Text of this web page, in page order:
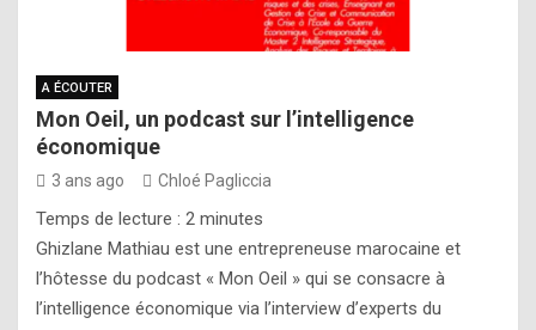
A ÉCOUTER
Mon Oeil, un podcast sur l’intelligence
économique
3 ans ago Chloé Pagliccia
Temps de lecture : 2 minutes
Ghizlane Mathiau est une entrepreneuse marocaine et
l’hôtesse du podcast « Mon Oeil » qui se consacre à
l’intelligence économique via l’interview d’experts du